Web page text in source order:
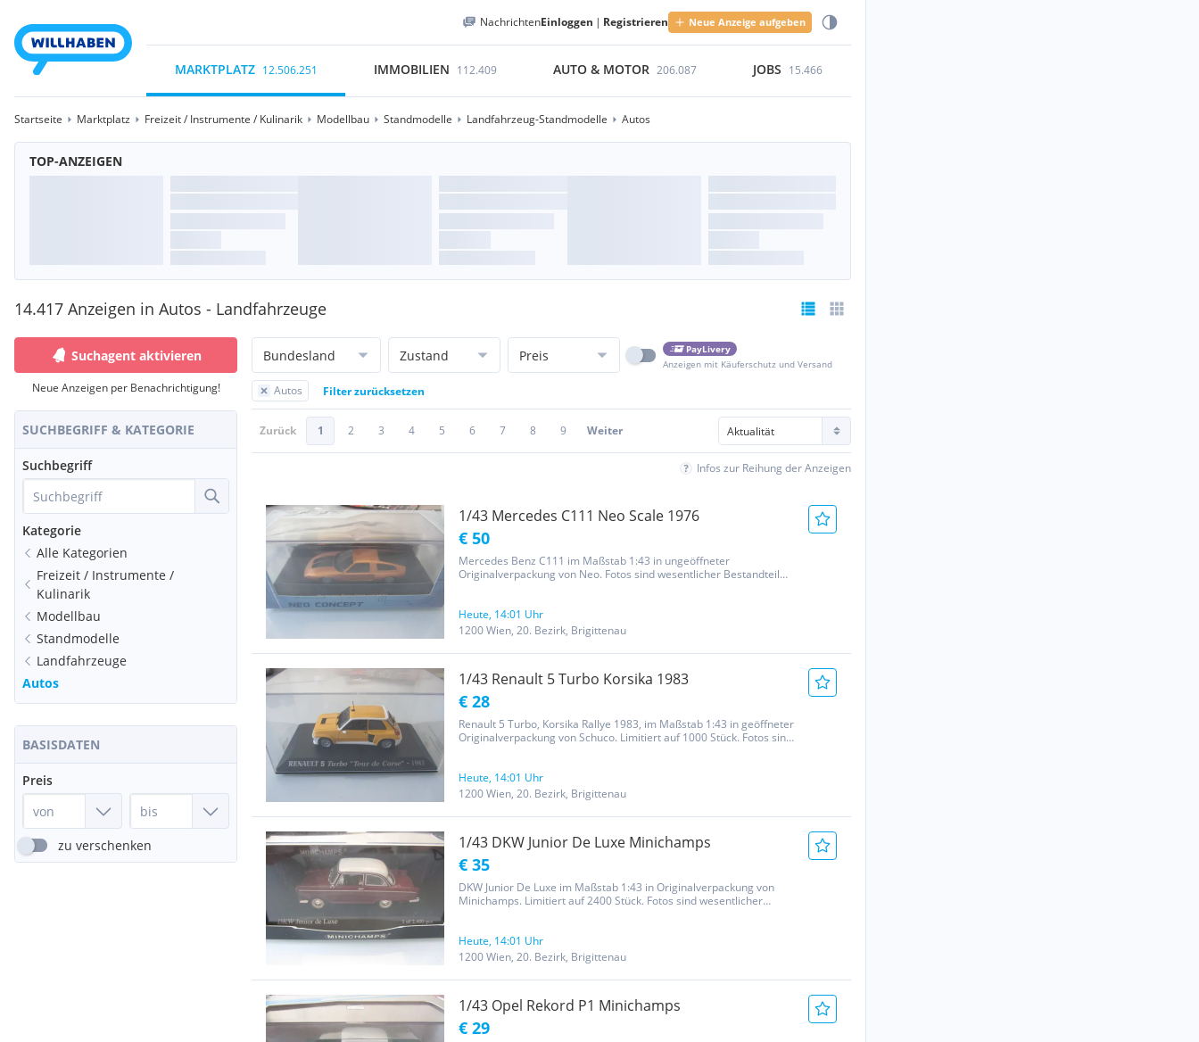
NachrichtenEinloggen | Registrieren Neue Anzeige aufgeben
MARKTPLATZ 12.506.251 IMMOBILIEN 112.409 AUTO & MOTOR 206.087 JOBS 15.466
Startseite Marktplatz Freizeit / Instrumente / Kulinarik Modellbau Standmodelle Landfahrzeug-Standmodelle Autos
TOP-ANZEIGEN
14.417 Anzeigen in Autos - Landfahrzeuge
Suchagent aktivieren
Neue Anzeigen per Benachrichtigung!
SUCHBEGRIFF & KATEGORIE
Suchbegriff
Kategorie
Alle Kategorien
Freizeit / Instrumente /
Kulinarik
Modellbau
Standmodelle
Landfahrzeuge
Autos
BASISDATEN
Preis
zu verschenken
Bundesland Zustand Preis
PayLivery
Anzeigen mit Käuferschutz und Versand
Autos Filter zurücksetzen
Zurück 1 2 3 4 5 6 7 8 9 Weiter
Infos zur Reihung der Anzeigen
1/43 Mercedes C111 Neo Scale 1976
€ 50
Mercedes Benz C111 im Maßstab 1:43 in ungeöffneter
Originalverpackung von Neo. Fotos sind wesentlicher Bestandteil
Heute, 14:01 Uhr
1200 Wien, 20. Bezirk, Brigittenau
1/43 Renault 5 Turbo Korsika 1983
€ 28
Renault 5 Turbo, Korsika Rallye 1983, im Maßstab 1:43 in geöffneter
Originalverpackung von Schuco. Limitiert auf 1000 Stück. Fotos sind
Heute, 14:01 Uhr
1200 Wien, 20. Bezirk, Brigittenau
1/43 DKW Junior De Luxe Minichamps
€ 35
DKW Junior De Luxe im Maßstab 1:43 in Originalverpackung von
Minichamps. Limitiert auf 2400 Stück. Fotos sind wesentlicher
Heute, 14:01 Uhr
1200 Wien, 20. Bezirk, Brigittenau
1/43 Opel Rekord P1 Minichamps
€ 29